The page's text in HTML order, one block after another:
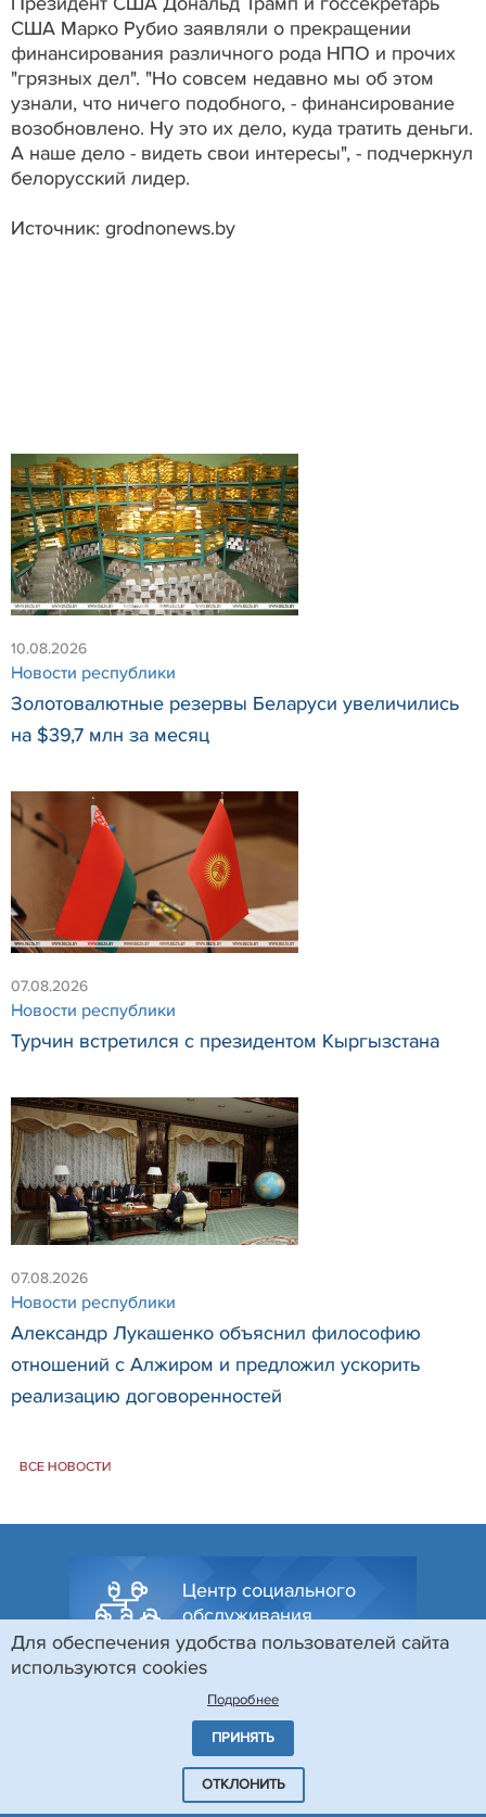
США Марко Рубио заявляли о прекращении
финансирования различного рода НПО и прочих
"грязных дел". "Но совсем недавно мы об этом
узнали, что ничего подобного, - финансирование
возобновлено. Ну это их дело, куда тратить деньги.
А наше дело - видеть свои интересы", - подчеркнул
белорусский лидер.
Источник: grodnonews.by
10.08.2026
Новости республики
Золотовалютные резервы Беларуси увеличились
на $39,7 млн за месяц
07.08.2026
Новости республики
Турчин встретился с президентом Кыргызстана
07.08.2026
Новости республики
Александр Лукашенко объяснил философию
отношений с Алжиром и предложил ускорить
реализацию договоренностей
ВСЕ НОВОСТИ
Центр социального
обслуживания
населения
Фонд социальной
защиты населения
Для обеспечения удобства пользователей сайта
используются cookies
Подробнее
ПРИНЯТЬ
ОТКЛОНИТЬ